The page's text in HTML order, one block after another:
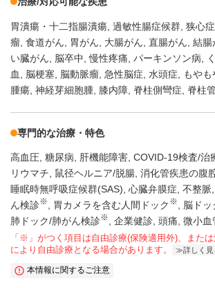
胃潰瘍・十二指腸潰瘍 過敏性腸症候群 狭心
瘤 食道がん 胃がん 大腸がん 直腸がん 結腸
い臓がん
脳卒中 慢性疼痛 パーキンソン病
血
脳梗塞 脳動脈瘤 急性脳症 水頭症 もやも
腫瘍 神経芽細胞腫 膝内障 脊柱側彎症 脊柱
専門的な治療・特色
高血圧 糖尿病 肝機能障害 COVID-19検査/治
リウマチ
鼠径ヘルニア/脱腸 消化管疾患の腹
睡眠時無呼吸症候群(SAS) 心臓弁膜症 不整脈
ん検診※ 胃カメラを含む人間ドック ※ 脳ドッ
肺ドック/肺がん検診※ 企業健診 頭痛 微小血
「※」がつく項目は自由診療(保険適用外)、また
により自由診療となる場合があります。
詳しく見
本情報に関するご注意